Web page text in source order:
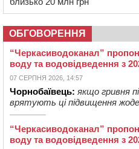
ОБГОВОРЕННЯ
“Черкасиводоканал”
воду та водовідведення з
07 СЕРПНЯ 2026, 14:57
Чорнобаївець: якщо гривня
врятують ці підвищення
“Черкасиводоканал”
воду та водовідведення з